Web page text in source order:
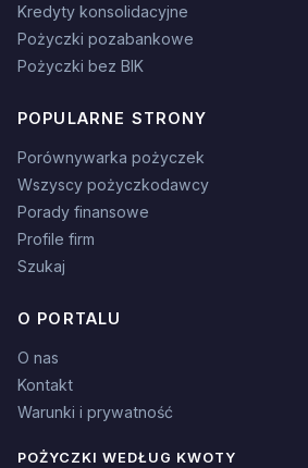
Kredyty konsolidacyjne
Pożyczki pozabankowe
Pożyczki bez BIK
POPULARNE STRONY
Porównywarka pożyczek
Wszyscy pożyczkodawcy
Porady finansowe
Profile firm
Szukaj
O PORTALU
O nas
Kontakt
Warunki i prywatność
POŻYCZKI WEDŁUG KWOTY